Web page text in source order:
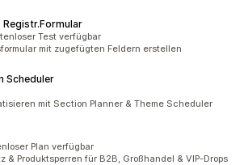
insgesamtTest verfügbar
mit zugefügten Feldern erstellen
Scheduler
mit Section Planner & Theme Scheduler
insgesamtPlan verfügbar
& Produktsperren für B2B, Großhandel & VIP-Drops